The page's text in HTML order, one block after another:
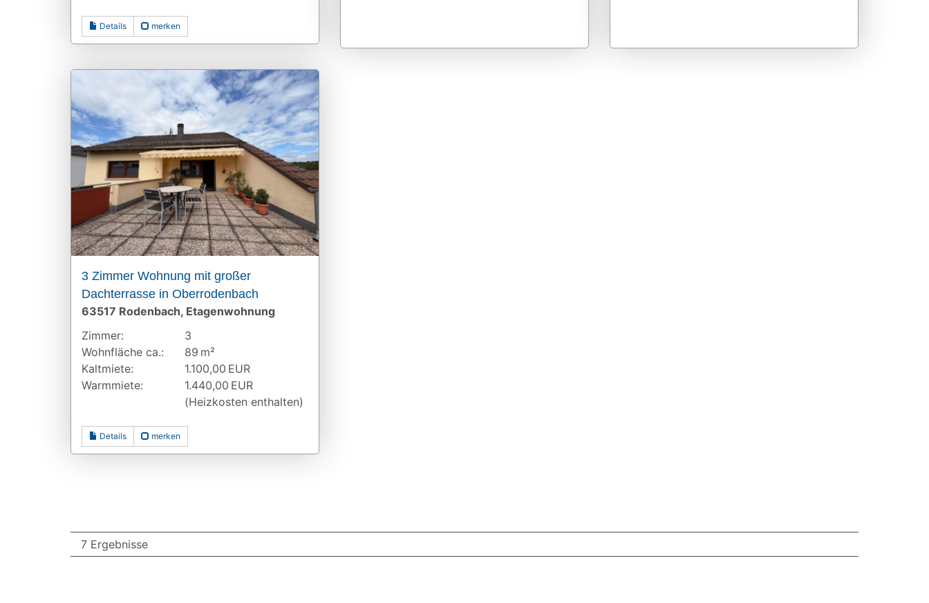
Details merken
3 Zimmer Wohnung mit großer
Dachterrasse in Oberrodenbach
63517 Rodenbach, Etagenwohnung
Zimmer:
3
Wohnfläche ca.:
89 m²
Kaltmiete:
1.100,00 EUR
Warmmiete:
1.440,00 EUR
(Heizkosten enthalten)
Details merken
7 Ergebnisse